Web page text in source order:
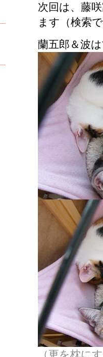
次回は、藤
ます（検索
蘭五郎＆波
（更を枕に